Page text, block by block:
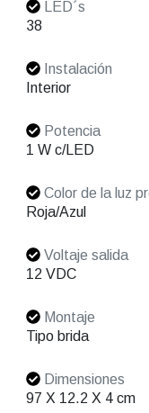
LED´s
38
Instalación
Interior
Potencia
1 W c/LED
Color de la luz
Roja/Azul
Voltaje salida
12 VDC
Montaje
Tipo brida
Dimensiones
97 X 12.2 X 4 cm